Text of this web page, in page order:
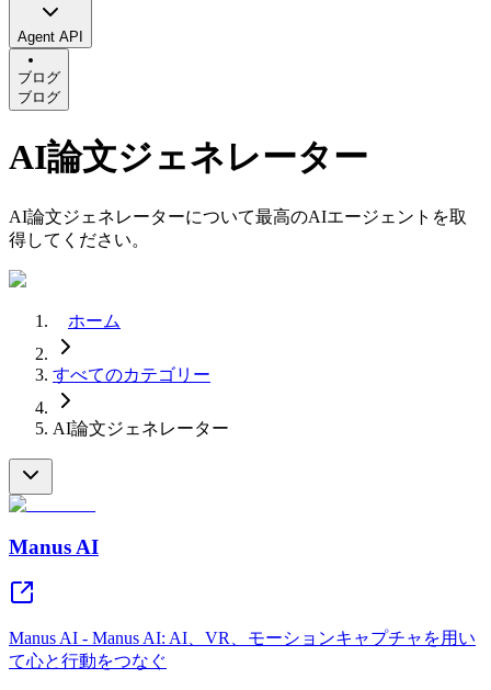
Agent API
ブログ
ブログ
AI論文ジェネレーター
AI論文ジェネレーターについて最高のAIエージェントを取
得してください。
ホーム
すべてのカテゴリー
AI論文ジェネレーター
Manus AI
Manus AI - Manus AI: AI、VR、モーションキャプチャを用い
て心と行動をつなぐ